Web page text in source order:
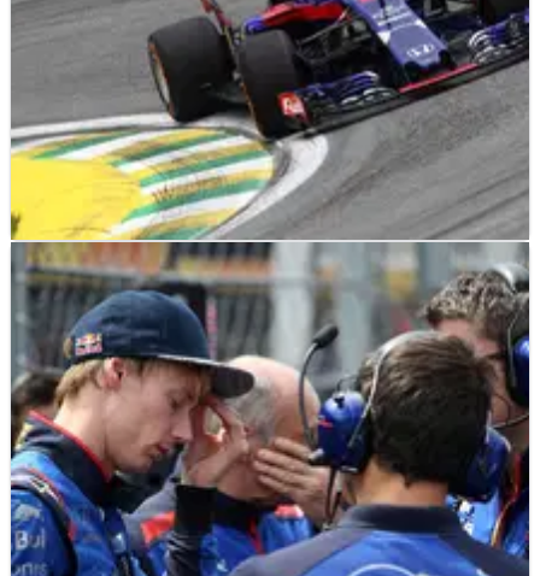
F1 NEWS 12/11/18
Gasly menjelaskan mengapa dia mengabaikan
pesanan tim F1 Toro Rosso